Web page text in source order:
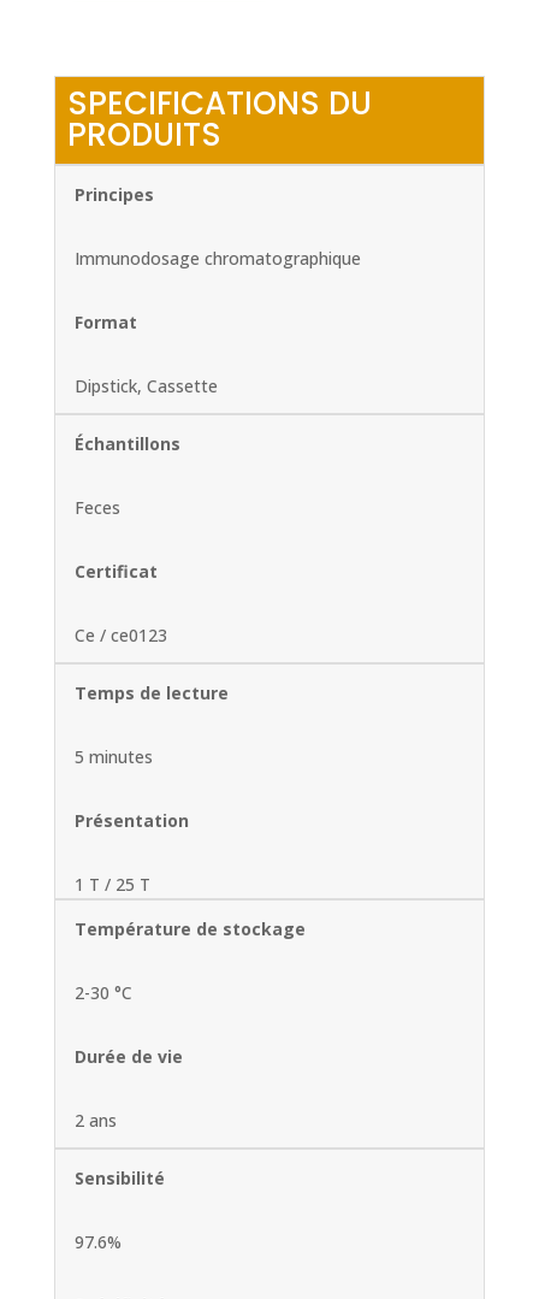
SPECIFICATIONS DU
PRODUITS
Principes
Immunodosage chromatographique
Format
Dipstick, Cassette
Échantillons
Feces
Certificat
Ce / ce0123
Temps de lecture
5 minutes
Présentation
1 T / 25 T
Température de stockage
2-30 °C
Durée de vie
2 ans
Sensibilité
97.6%